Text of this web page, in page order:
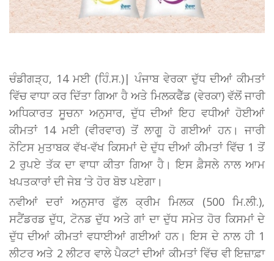
ਚੰਡੀਗੜ੍ਹ, 14 ਮਈ (ਹਿੰ.ਸ.)| ਪੰਜਾਬ ਵੇਰਕਾ ਦੁੱਧ ਦੀਆਂ ਕੀਮਤਾਂ
ਵਿੱਚ ਵਾਧਾ ਕਰ ਦਿੱਤਾ ਗਿਆ ਹੈ ਅਤੇ ਮਿਲਕਫੈੱਡ (ਵੇਰਕਾ) ਵੱਲੋਂ ਜਾਰੀ
ਅਧਿਕਾਰਤ ਸੂਚਨਾ ਅਨੁਸਾਰ, ਦੁੱਧ ਦੀਆਂ ਇਹ ਵਧੀਆਂ ਹੋਈਆਂ
ਕੀਮਤਾਂ 14 ਮਈ (ਵੀਰਵਾਰ) ਤੋਂ ਲਾਗੂ ਹੋ ਗਈਆਂ ਹਨ। ਜਾਰੀ
ਨੋਟਿਸ ਮੁਤਾਬਕ ਵੱਖ-ਵੱਖ ਕਿਸਮਾਂ ਦੇ ਦੁੱਧ ਦੀਆਂ ਕੀਮਤਾਂ ਵਿੱਚ 1 ਤੋਂ
2 ਰੁਪਏ ਤੱਕ ਦਾ ਵਾਧਾ ਕੀਤਾ ਗਿਆ ਹੈ। ਇਸ ਫ਼ੈਸਲੇ ਨਾਲ ਆਮ
ਖਪਤਕਾਰਾਂ ਦੀ ਜੇਬ ‘ਤੇ ਹੋਰ ਬੋਝ ਪਏਗਾ।
ਨਵੀਆਂ ਦਰਾਂ ਅਨੁਸਾਰ ਫੁੱਲ ਕ੍ਰੀਮ ਮਿਲਕ (500 ਮਿ.ਲੀ.),
ਸਟੈਂਡਰਡ ਦੁੱਧ, ਟੋਨਡ ਦੁੱਧ ਅਤੇ ਗਾਂ ਦਾ ਦੁੱਧ ਸਮੇਤ ਹੋਰ ਕਿਸਮਾਂ ਦੇ
ਦੁੱਧ ਦੀਆਂ ਕੀਮਤਾਂ ਵਧਾਈਆਂ ਗਈਆਂ ਹਨ। ਇਸ ਦੇ ਨਾਲ ਹੀ 1
ਲੀਟਰ ਅਤੇ 2 ਲੀਟਰ ਵਾਲੇ ਪੈਕਟਾਂ ਦੀਆਂ ਕੀਮਤਾਂ ਵਿੱਚ ਵੀ ਇਜ਼ਾਫ਼ਾ